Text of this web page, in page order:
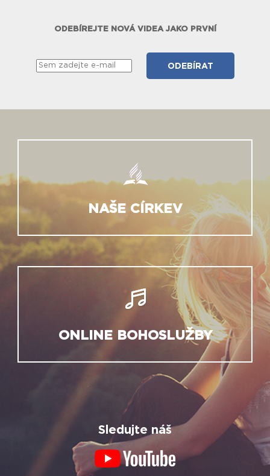
ODEBÍREJTE NOVÁ VIDEA JAKO PRVNÍ
NAŠE CÍRKEV
ONLINE BOHOSLUŽBY
Sledujte náš